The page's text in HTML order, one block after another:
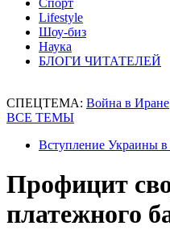
Спорт
Lifestyle
Шоу-биз
Наука
БЛОГИ ЧИТАТЕЛЕЙ
СПЕЦТЕМА: Война в Иране
ВСЕ ТЕМЫ
Вступление Украины
Профицит
платежного